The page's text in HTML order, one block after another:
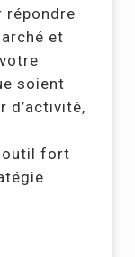
répondre
et
soient
d’activité,
outil fort